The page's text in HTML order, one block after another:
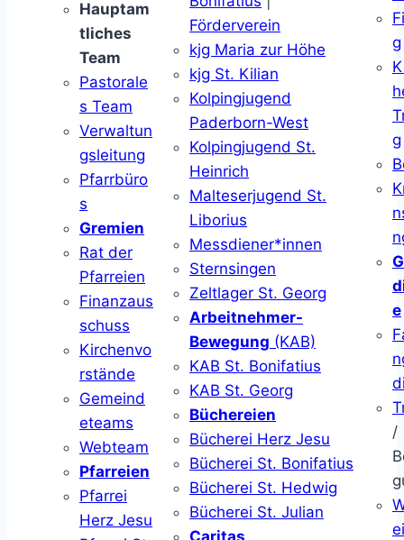
Hauptam
tliches
Team
Pastorale
s Team
Verwaltun
gsleitung
Pfarrbüro
s
Gremien
Rat der
Pfarreien
Finanzaus
schuss
Kirchenvo
rstände
Gemeind
eteams
Webteam
Pfarreien
Pfarrei
Herz Jesu
Förderverein
kjg Maria zur Höhe
kjg St. Kilian
Kolpingjugend
Paderborn-West
Kolpingjugend St.
Heinrich
Malteserjugend St.
Liborius
Messdiener*innen
Sternsingen
Zeltlager St. Georg
Arbeitnehmer-
Bewegung (KAB)
KAB St. Bonifatius
KAB St. Georg
Büchereien
Bücherei Herz Jesu
Bücherei St. Bonifatius
Bücherei St. Hedwig
Bücherei St. Julian
Caritas
g
g
e
/